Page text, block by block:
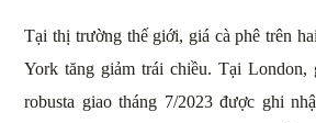
Tại thị trường thế giới, giá cà phê trên
York tăng giảm trái chiều. Tại London,
robusta giao tháng 7/2023 được ghi